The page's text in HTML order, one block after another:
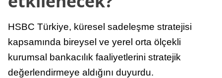
HSBC Türkiye, küresel sadeleşme stratejisi
kapsamında bireysel ve yerel orta ölçekli
kurumsal bankacılık faaliyetlerini stratejik
değerlendirmeye aldığını duyurdu.